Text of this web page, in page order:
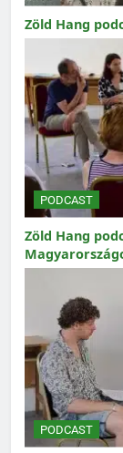
Zöld Hang
PODCAST
Zöld Hang
PODCAST